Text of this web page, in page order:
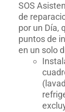
SOS
de
por un Día,
puntos de
en un solo